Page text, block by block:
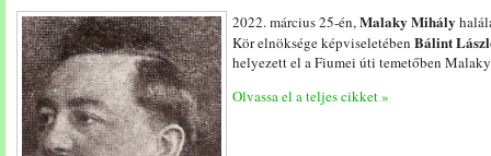
2022. március 25-én,Malaky Mihály
Kör elnöksége képviseletében Bálint
helyezett el a Fiumei úti temetőben
Olvassa el a teljes cikket »